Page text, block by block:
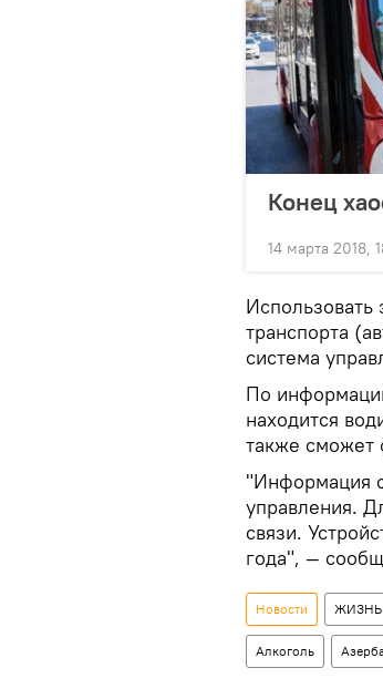
Конец
14 марта 2018,
транспорта
система
По
находится
также сможет
"Информация
управления.
связи.
года", —
Новости ЖИЗНЬ
Алкоголь